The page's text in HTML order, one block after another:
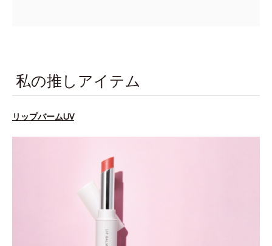
私の推しアイテム
リップバームUV